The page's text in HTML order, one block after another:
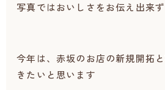
写真ではおいしさをお伝え出来
今年は、赤坂のお店の新規開拓
きたいと思います